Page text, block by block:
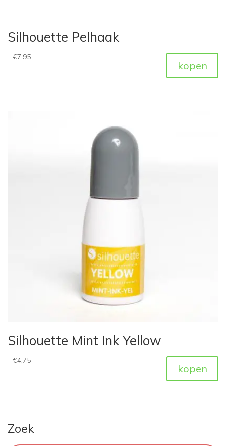
Silhouette Pelhaak
€7,95
kopen
Silhouette Mint Ink Yellow
€4,75
kopen
Zoek